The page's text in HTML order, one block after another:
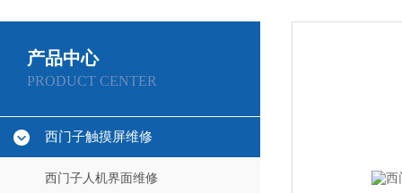
产品中心
PRODUCT CENTER
西门子触摸屏维修
西门子人机界面维修